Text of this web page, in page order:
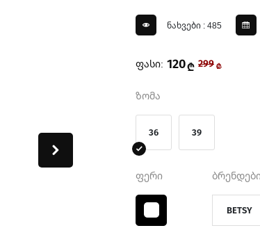
ნახვები : 485
ფასი: 120₾ 299 ₾
ზომა
36 39
ფერი
BETSY